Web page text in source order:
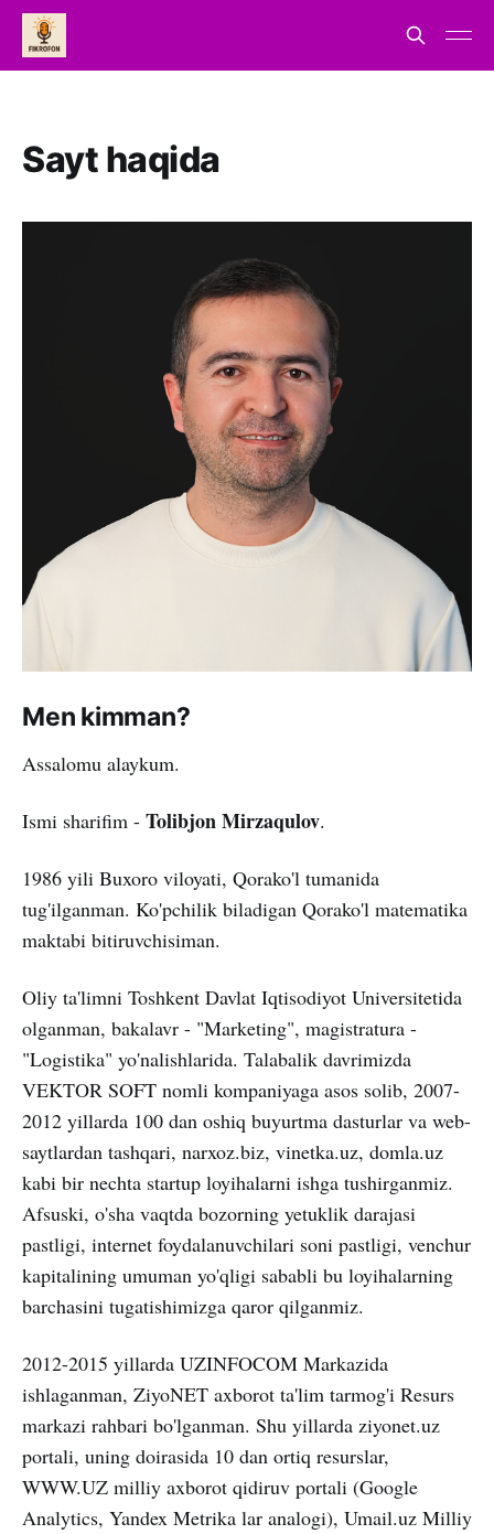
Sayt haqida
Men kimman?
Assalomu alaykum.
Ismi sharifim - Tolibjon Mirzaqulov.
1986 yili Buxoro viloyati, Qorako'l tumanida
tug'ilganman. Ko'pchilik biladigan Qorako'l matematika
maktabi bitiruvchisiman.
Oliy ta'limni Toshkent Davlat Iqtisodiyot Universitetida
olganman, bakalavr - "Marketing", magistratura -
"Logistika" yo'nalishlarida. Talabalik davrimizda
VEKTOR SOFT nomli kompaniyaga asos solib, 2007-
2012 yillarda 100 dan oshiq buyurtma dasturlar va web-
saytlardan tashqari, narxoz.biz, vinetka.uz, domla.uz
kabi bir nechta startup loyihalarni ishga tushirganmiz.
Afsuski, o'sha vaqtda bozorning yetuklik darajasi
pastligi, internet foydalanuvchilari soni pastligi, venchur
kapitalining umuman yo'qligi sababli bu loyihalarning
barchasini tugatishimizga qaror qilganmiz.
2012-2015 yillarda UZINFOCOM Markazida
ishlaganman, ZiyoNET axborot ta'lim tarmog'i Resurs
markazi rahbari bo'lganman. Shu yillarda ziyonet.uz
portali, uning doirasida 10 dan ortiq resurslar,
WWW.UZ milliy axborot qidiruv portali (Google
Analytics, Yandex Metrika lar analogi), Umail.uz Milliy